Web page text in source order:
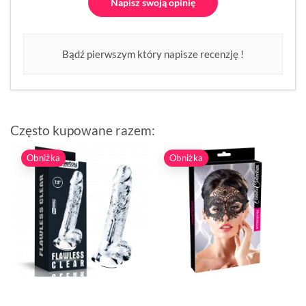
Bądź pierwszym który napisze recenzję !
Często kupowane razem:
Obniżka Obniżka